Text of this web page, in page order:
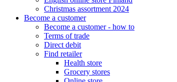
Christmas assortment 2024
Become a customer
Become a customer - how to
Terms of trade
Direct debit
Find retailer
Health store
Grocery stores